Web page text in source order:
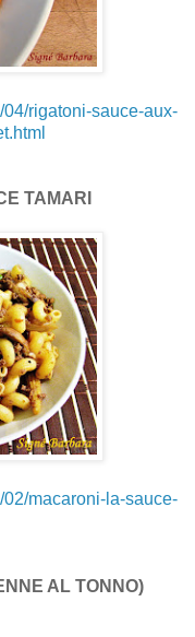
rigatoni-sauce-aux-
TAMARI
macaroni-la-sauce-
AL TONNO)